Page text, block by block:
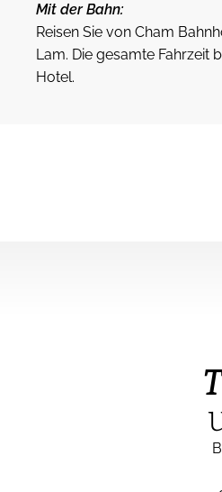
Mit der Bahn:
Reisen Sie von Cham
Lam. Die gesamte Fahrzeit
Hotel.